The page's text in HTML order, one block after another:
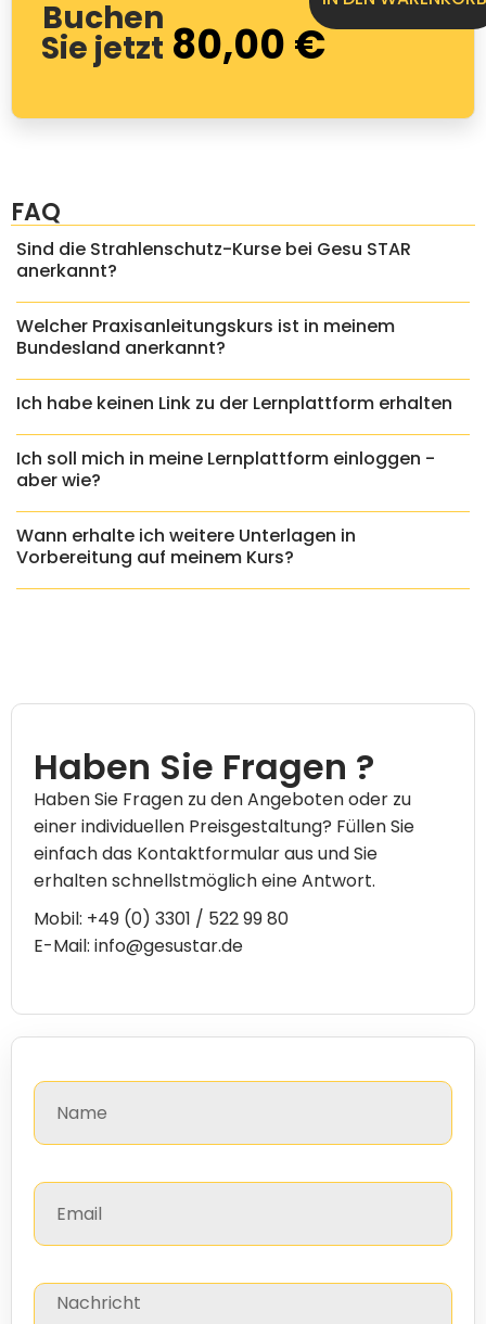
Buchen
Sie jetzt 80,00€
FAQ
Sind die Strahlenschutz-Kurse bei Gesu STAR
anerkannt?
Welcher Praxisanleitungskurs ist in meinem
Bundesland anerkannt?
Ich habe keinen Link zu der Lernplattform erhalten
Ich soll mich in meine Lernplattform einloggen -
aber wie?
Wann erhalte ich weitere Unterlagen in
Vorbereitung auf meinem Kurs?
Haben Sie Fragen ?
Haben Sie Fragen zu den Angeboten oder zu
einer individuellen Preisgestaltung? Füllen Sie
einfach das Kontaktformular aus und Sie
erhalten schnellstmöglich eine Antwort.
Mobil: +49 (0) 3301 / 522 99 80
E-Mail: info@gesustar.de